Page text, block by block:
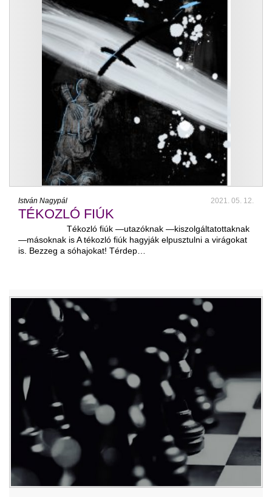
István Nagypál 2021. 05. 12.
TÉKOZLÓ FIÚK
Tékozló fiúk —utazóknak —kiszolgáltatottaknak
—másoknak is A tékozló fiúk hagyják elpusztulni a virágokat
is. Bezzeg a sóhajokat! Térdep…